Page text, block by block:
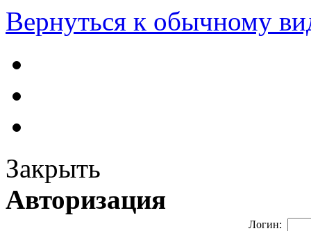
Вернуться к обычному
Закрыть
Авторизация
Логин: